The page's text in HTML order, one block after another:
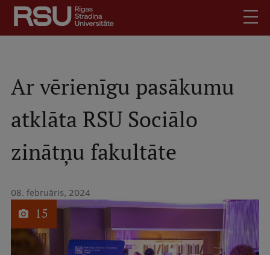
Pārlekt
galveno
saturu
Mobile
augšējā
izvēlne
Studentiem
Absolventiem
Darbiniekiem
Darba devējiem
Bibliotēka
Kontakti
Vakances
Ar vērienīgu pasākumu
atklāta RSU Sociālo
zinātņu fakultāte
15
08. februāris, 2024